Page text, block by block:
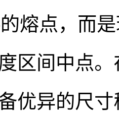
熔点，而
区间中点
优异的尺